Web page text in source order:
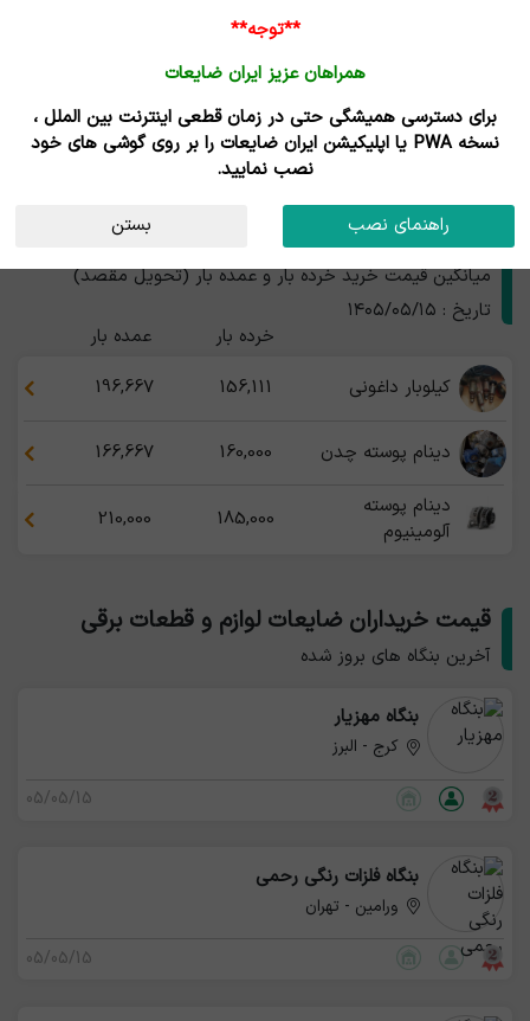
نتایج جستجوی قیمت
ضایعات لوازم و قطعات برقی
قیمت ضایعات لوازم و قطعات برقی
میانگین قیمت خرید خرده بار و عمده بار (تحویل مقصد)
تاریخ : ۱۴۰۵/۰۵/۱۵
خرده بار
عمده بار
کیلوبار داغونی
156,111
196,667
دینام پوسته چدن 160,000
166,667
دینام پوسته
آلومینیوم
185,000
210,000
قیمت خریداران ضایعات لوازم و قطعات برقی
آخرین بنگاه های بروز شده
بنگاه مهزیار
کرج - البرز
05/05/15
بنگاه فلزات رنگی رحمی
ورامین - تهران
05/05/15
**توجه**
همراهان عزیز ایران ضایعات
برای دسترسی همیشگی حتی در زمان قطعی اینترنت بین الملل ،
نسخه PWA یا اپلیکیشن ایران ضایعات را بر روی گوشی های خود
نصب نمایید.
راهنمای نصب بستن